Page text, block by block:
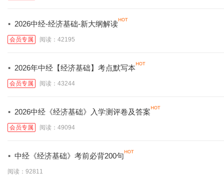
· 2026中经-经济基础-新大纲解读
会员专属 阅读：42195
· 2026年中经【经济基础】考点默写本
会员专属 阅读：43244
· 2026中经《经济基础》入学测评卷及答案
会员专属 阅读：49094
· 中经《经济基础》考前必背200句
阅读：92811